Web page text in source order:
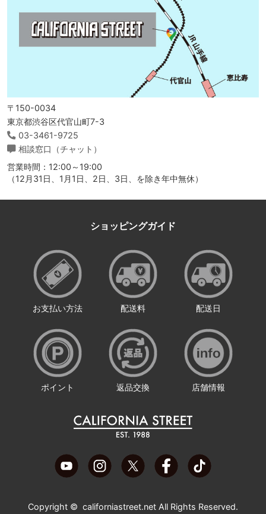
〒150-0034
東京都渋谷区代官山町7-3
03-3461-9725
相談窓口（チャット）
営業時間：12:00～19:00
（12月31日、1月1日、2日、3日、を除き年中無休）
ショッピングガイド
お支払い方法 配送料 配送日
ポイント 返品交換 店舗情報
Copyright © californiastreet.net All Rights Reserved.